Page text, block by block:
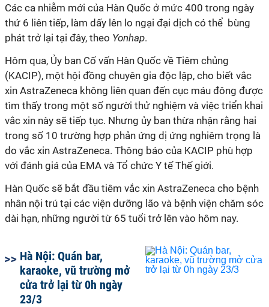
Các ca nhiễm mới của Hàn Quốc ở mức 400 trong ngày
thứ 6 liên tiếp, làm dấy lên lo ngại đại dịch có thể bùng
phát trở lại tại đây, theo Yonhap.
Hôm qua, Ủy ban Cố vấn Hàn Quốc về Tiêm chủng
(KACIP), một hội đồng chuyên gia độc lập, cho biết vắc
xin AstraZeneca không liên quan đến cục máu đông được
tìm thấy trong một số người thử nghiệm và việc triển khai
vắc xin này sẽ tiếp tục. Nhưng ủy ban thừa nhận rằng hai
trong số 10 trường hợp phản ứng dị ứng nghiêm trọng là
do vắc xin AstraZeneca. Thông báo của KACIP phù hợp
với đánh giá của EMA và Tổ chức Y tế Thế giới.
Hàn Quốc sẽ bắt đầu tiêm vắc xin AstraZeneca cho bệnh
nhân nội trú tại các viện dưỡng lão và bệnh viện chăm sóc
dài hạn, những người từ 65 tuổi trở lên vào hôm nay.
Hà Nội: Quán bar,
karaoke, vũ trường mở
cửa trở lại từ 0h ngày
23/3